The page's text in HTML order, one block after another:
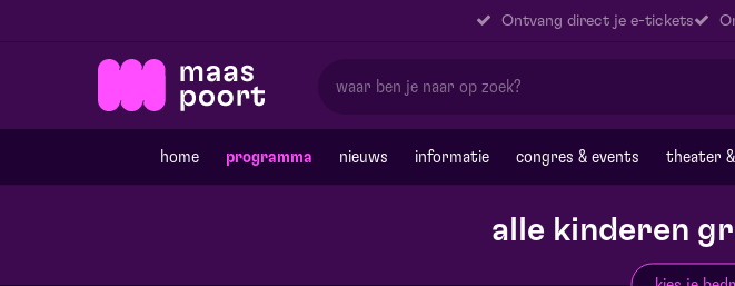
Ontvang direct je e-tickets
home programma nieuws informatie congres & events theater &
alle kinderen